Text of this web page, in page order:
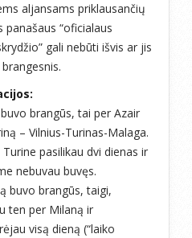
aljansams priklausančių
“oficialaus
gali nebūti išvis ar jis
brangūs, tai per Azair
– Vilnius-Turinas-Malaga.
pasilikau dvi dienas ir
nebuvau buvęs.
buvo brangūs, taigi,
ten per Milaną ir
visą dieną (“laiko